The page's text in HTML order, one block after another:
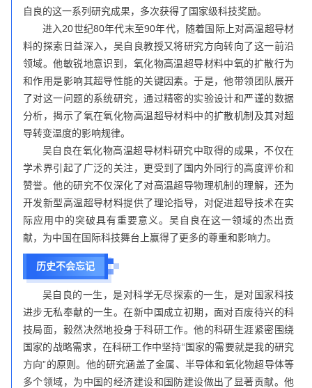
自良的这一系列研究成果，多次获得了国家级科技奖励。
进入20世纪80年代末至90年代，随着国际上对高温超导材
料的探索日益深入，吴自良教授又将研究方向转向了这一前沿
领域。他敏锐地意识到，氧化物高温超导材料中氧的扩散行为
和作用是影响其超导性能的关键因素。于是，他带领团队展开
了对这一问题的系统研究，通过精密的实验设计和严谨的数据
分析，揭示了氧在氧化物高温超导材料中的扩散机制及其对超
导转变温度的影响规律。
吴自良在氧化物高温超导材料研究中取得的成果，不仅在
学术界引起了广泛的关注，更受到了国内外同行的高度评价和
赞誉。他的研究不仅深化了对高温超导物理机制的理解，还为
开发新型高温超导材料提供了理论指导，对促进超导技术在实
际应用中的突破具有重要意义。吴自良在这一领域的杰出贡
献，为中国在国际科技舞台上赢得了更多的尊重和影响力。
历史不会忘记
吴自良的一生，是对科学无尽探索的一生，是对国家科技
进步无私奉献的一生。在新中国成立初期，面对百废待兴的科
技局面，毅然决然地投身于科研工作。他的科研生涯紧密围绕
国家的战略需求，在科研工作中坚持“国家的需要就是我的研究
方向”的原则。他的研究涵盖了金属、半导体和氧化物超导体等
多个领域，为中国的经济建设和国防建设做出了显著贡献。他